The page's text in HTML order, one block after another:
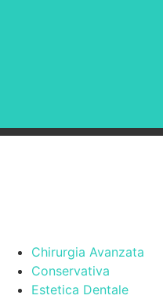
Chirurgia Avanzata
Conservativa
Estetica Dentale